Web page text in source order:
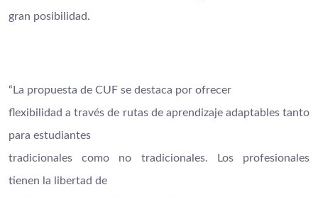
gran posibilidad.
“La propuesta de CUF se destaca por ofrecer
flexibilidad a través de rutas de aprendizaje adaptables tanto
para estudiantes
tradicionales como no tradicionales. Los profesionales
tienen la libertad de